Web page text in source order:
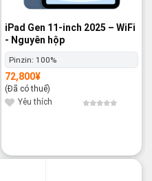
iPad Gen 11-inch 2025 – WiFi
- Nguyên hộp
Pinzin: 100%
72,800¥
(Đã có thuế)
Yêu thích